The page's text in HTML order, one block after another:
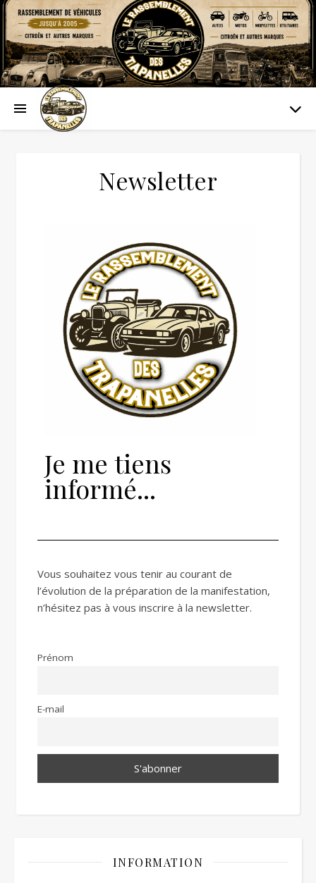
Newsletter
Je me tiens
informé...
Vous souhaitez vous tenir au courant de
l’évolution de la préparation de la manifestation,
n’hésitez pas à vous inscrire à la newsletter.
Prénom
E-mail
INFORMATION